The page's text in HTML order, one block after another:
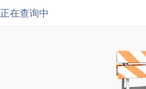
正在查询中